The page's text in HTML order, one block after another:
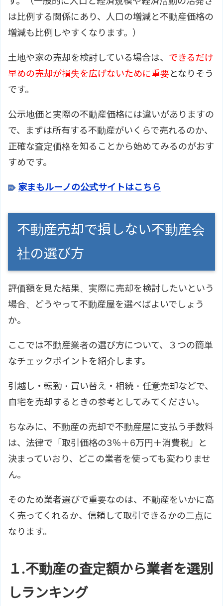
は比例する関係にあり、人口の増減と不動産価格の
増減も比例しやすくなります。）
土地や家の売却を検討している場合は、 できるだけ
早めの売却が損失を広げないために重要となりそう
です。
公示地価と実際の不動産価格には違いがありますの
で、まずは所有する不動産がいくらで売れるのか、
正確な査定価格を知ることから始めてみるのがおす
すめです。
家まもルーノの公式サイトはこちら
不動産売却で損しない不動産会
社の選び方
評価額を見た結果、実際に売却を検討したいという
場合、どうやって不動産屋を選べばよいでしょう
か。
ここでは不動産業者の選び方について、３つの簡単
なチェックポイントを紹介します。
引越し・転勤・買い替え・相続・任意売却などで、
自宅を売却するときの参考としてみてください。
ちなみに、不動産の売却で不動産屋に支払う手数料
は、法律で「取引価格の3％＋6万円＋消費税」と
決まっていおり、どこの業者を使っても変わりませ
ん。
そのため業者選びで重要なのは、不動産をいかに高
く売ってくれるか、信頼して取引できるかの二点に
なります。
１.不動産の査定額から業者を選別
しランキング